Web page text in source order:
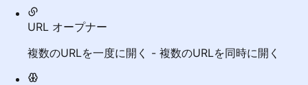
URL オープナー
複数のURLを一度に開く - 複数のURLを同時に開く